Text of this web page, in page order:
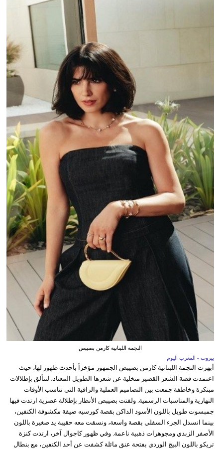
النجمة اللبنانية كارمن بصيبص
بيروت - المغرب اليوم
أبهرت النجمة اللبنانية كارمن بصيبص الجمهور مؤخراً بأحدث ظهور لها، حيث
اعتمدت قصة الشعر القصير متخلية عن شعرها الطويل المعتاد، لتتألق بإطلالات
مبتكرة وخاطفة جمعت بين التصاميم العملية والراقية التي تناسب الأوقات
النهارية والمناسبات الرسمية. ولفتت بصيبص الأنظار بإطلالة عصرية ارتدت فيها
جمبسوت طويل باللون الأسود الداكن بقصة كورسيه ضيقة مكشوفة الكتفين،
بينما انسدل الجزء السفلي بقصة واسعة، ونسقت معه حقيبة يد صغيرة باللون
الأصفر الزبدي ومجوهرات ذهبية ناعمة. وفي ظهور كاجوال آخر، ارتدت كنزة
تريكو باللون البيج الوردي بفتحة عنق مائلة كشفت عن أحد الكتفين، مع بنطال